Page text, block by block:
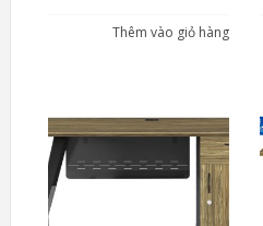
Thêm vào giỏ hàng